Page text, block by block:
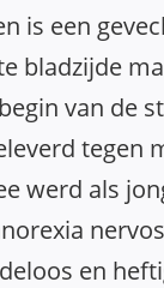
is een
bladzijde
van de
tegen
werd als
en